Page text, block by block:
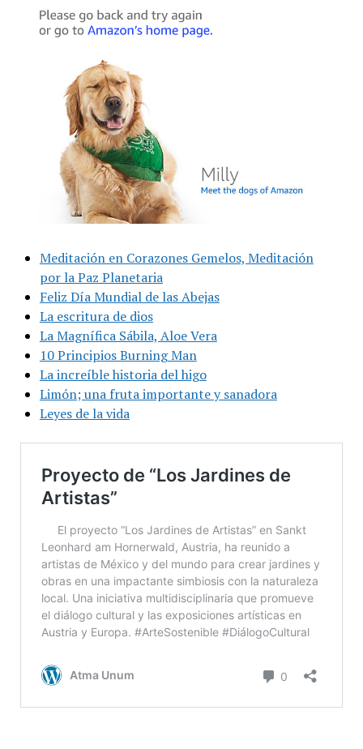
Meditación en Corazones Gemelos, Meditación
por la Paz Planetaria
Feliz Día Mundial de las Abejas
La escritura de dios
La Magnífica Sábila, Aloe Vera
10 Principios Burning Man
La increíble historia del higo
Limón; una fruta importante y sanadora
Leyes de la vida